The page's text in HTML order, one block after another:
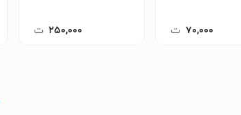
۷۰,۰۰۰ ت ۲۵۰,۰۰۰ ت